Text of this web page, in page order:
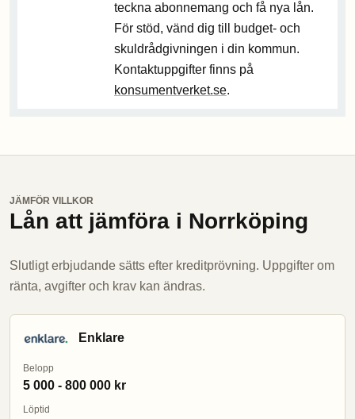
teckna abonnemang och få nya lån.
För stöd, vänd dig till budget- och
skuldrådgivningen i din kommun.
Kontaktuppgifter finns på
konsumentverket.se.
JÄMFÖR VILLKOR
Lån att jämföra i Norrköping
Slutligt erbjudande sätts efter kreditprövning. Uppgifter om
ränta, avgifter och krav kan ändras.
Enklare
Belopp
5 000 - 800 000 kr
Löptid